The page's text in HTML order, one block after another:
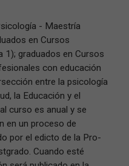
- Maestría
en Cursos
1); graduados en Cursos
con educación
entre la psicología
la Educación y el
curso es anual y se
en un proceso de
por el edicto de la Pro-
Cuando esté